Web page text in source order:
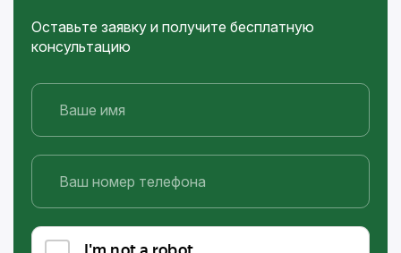
Оставьте заявку и получите бесплатную
консультацию